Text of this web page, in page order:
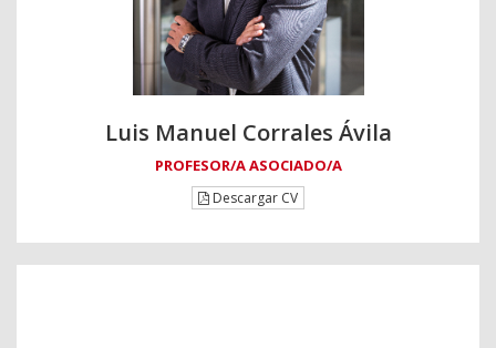
Luis Manuel Corrales Ávila
PROFESOR/A ASOCIADO/A
Descargar CV